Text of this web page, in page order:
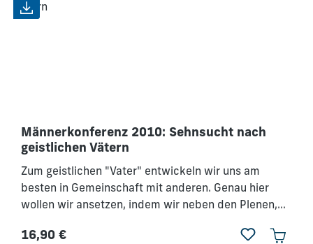
Männerkonferenz 2010: Sehnsucht nach
geistlichen Vätern
Zum geistlichen "Vater" entwickeln wir uns am
besten in Gemeinschaft mit anderen. Genau hier
wollen wir ansetzen, indem wir neben den Plenen,
Konferenzkonzept durch intensive
16,90 €